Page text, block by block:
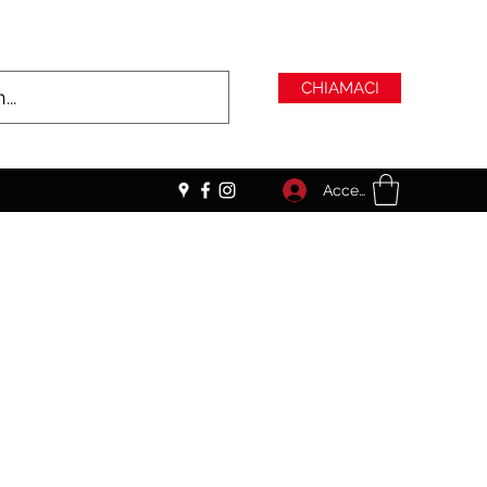
CHIAMACI
Accedi